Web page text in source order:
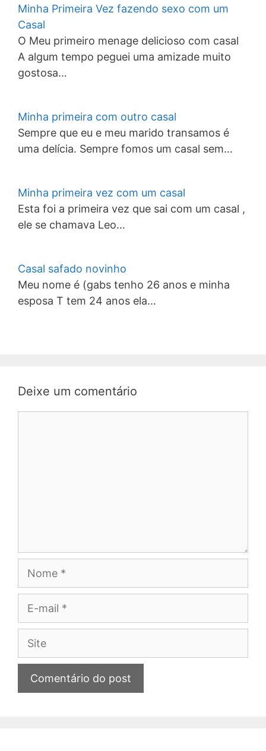
Minha Primeira Vez fazendo sexo com um
Casal
O Meu primeiro menage delicioso com casal
A algum tempo peguei uma amizade muito
gostosa…
Minha primeira com outro casal
Sempre que eu e meu marido transamos é
uma delícia. Sempre fomos um casal sem…
Minha primeira vez com um casal
Esta foi a primeira vez que sai com um casal ,
ele se chamava Leo…
Casal safado novinho
Meu nome é (gabs tenho 26 anos e minha
esposa T tem 24 anos ela…
Deixe um comentário
Site